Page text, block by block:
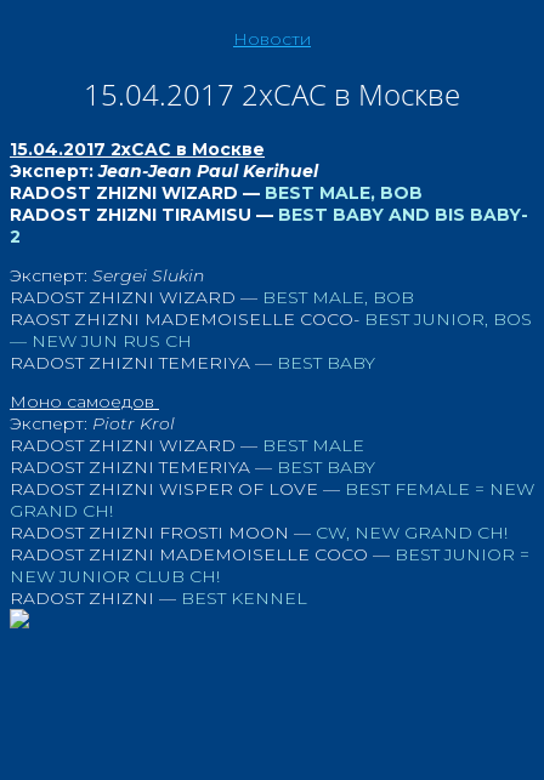
Новости
15.04.2017 2хCAC в Москве
15.04.2017 2хCAC в Москве
Эксперт:Jean-Jean Paul Kerihuel
RADOST ZHIZNI WIZARD — BEST MALE, BOB
RADOST ZHIZNI TIRAMISU — BEST BABY AND BIS BABY-
2
Эксперт: Sergei Slukin
RADOST ZHIZNI WIZARD — BEST MALE, BOB
RAOST ZHIZNI MADEMOISELLE COCO- BEST JUNIOR, BOS
— NEW JUN RUS CH
RADOST ZHIZNI TEMERIYA — BEST BABY
Моно самоедов
Эксперт: Piotr Krol
RADOST ZHIZNI WIZARD — BEST MALE
RADOST ZHIZNI TEMERIYA — BEST BABY
RADOST ZHIZNI WISPER OF LOVE — BEST FEMALE = NEW
GRAND CH!
RADOST ZHIZNI FROSTI MOON — CW, NEW GRAND CH!
RADOST ZHIZNI MADEMOISELLE COCO — BEST JUNIOR =
NEW JUNIOR CLUB CH!
RADOST ZHIZNI — BEST KENNEL